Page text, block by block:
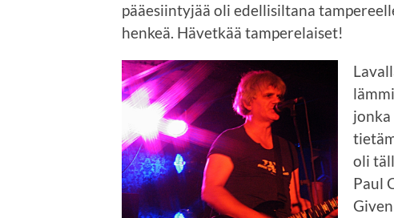
pääesiintyjää oli edellisiltana
henkeä. Hävetkää tamperelaiset!
oli
Paul